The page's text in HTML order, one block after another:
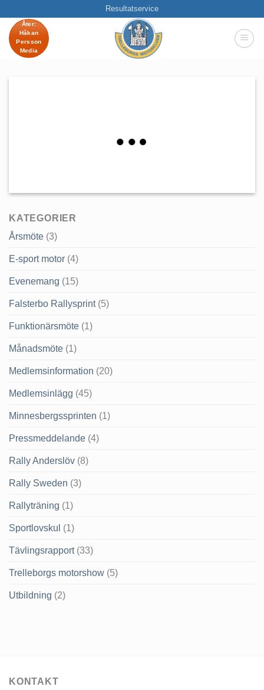
content
Resultatservice
Åter:
Håkan
Persson
Media
KATEGORIER
Årsmöte (3)
E-sport motor (4)
Evenemang (15)
Falsterbo Rallysprint(5)
Funktionärsmöte (1)
Månadsmöte (1)
Medlemsinformation (20)
Medlemsinlägg (45)
Minnesbergssprinten (1)
Pressmeddelande (4)
Rally Anderslöv (8)
Rally Sweden (3)
Rallyträning (1)
Sportlovskul (1)
Tävlingsrapport(33)
Trelleborgs motorshow (5)
Utbildning (2)
KONTAKT